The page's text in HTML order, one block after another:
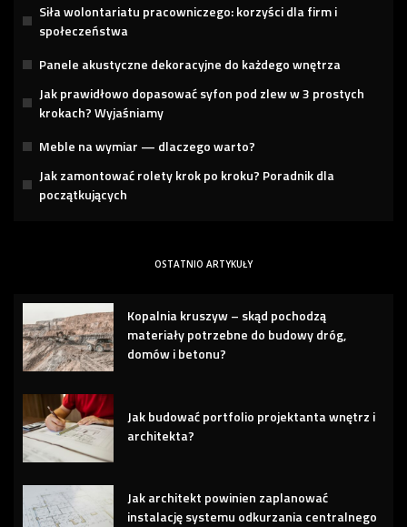
Siła wolontariatu pracowniczego: korzyści dla firm i
społeczeństwa
Panele akustyczne dekoracyjne do każdego wnętrza
Jak prawidłowo dopasować syfon pod zlew w 3 prostych
krokach? Wyjaśniamy
Meble na wymiar — dlaczego warto?
Jak zamontować rolety krok po kroku? Poradnik dla
początkujących
OSTATNIO ARTYKUŁY
Kopalnia kruszyw – skąd pochodzą
materiały potrzebne do budowy dróg,
domów i betonu?
Jak budować portfolio projektanta wnętrz i
architekta?
Jak architekt powinien zaplanować
instalację systemu odkurzania centralnego